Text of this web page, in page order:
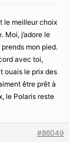
le meilleur choix
Moi, j’adore le
mon pied.
avec toi,
ouais le prix des
être prêt à
le Polaris reste
#86049